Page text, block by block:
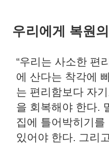
우리에게 복원
“우리는 사소한 편
에 산다는 착각에
는 편리함보다 자
을 회복해야 한다.
집에 틀어박히기를
있어야 한다. 그리